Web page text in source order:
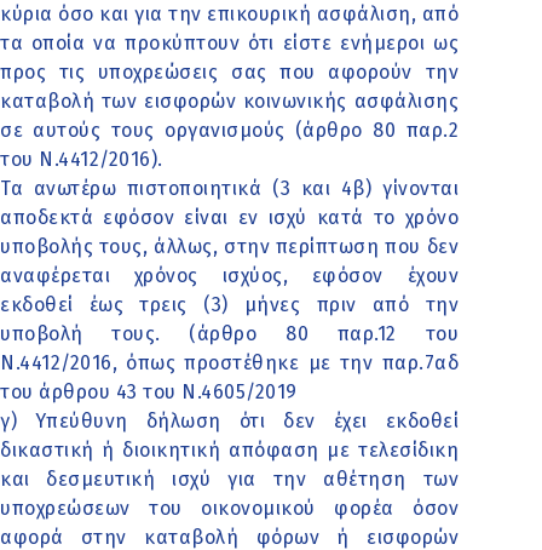
κύρια όσο και για την επικουρική ασφάλιση, από
τα οποία να προκύπτουν ότι είστε ενήμεροι ως
προς τις υποχρεώσεις σας που αφορούν την
καταβολή των εισφορών κοινωνικής ασφάλισης
σε αυτούς τους οργανισμούς (άρθρο 80 παρ.2
του Ν.4412/2016).
Τα ανωτέρω πιστοποιητικά (3 και 4β) γίνονται
αποδεκτά εφόσον είναι εν ισχύ κατά το χρόνο
υποβολής τους, άλλως, στην περίπτωση που δεν
αναφέρεται χρόνος ισχύος, εφόσον έχουν
εκδοθεί έως τρεις (3) μήνες πριν από την
υποβολή τους. (άρθρο 80 παρ.12 του
Ν.4412/2016, όπως προστέθηκε με την παρ.7αδ
του άρθρου 43 του Ν.4605/2019
γ) Υπεύθυνη δήλωση ότι δεν έχει εκδοθεί
δικαστική ή διοικητική απόφαση με τελεσίδικη
και δεσμευτική ισχύ για την αθέτηση των
υποχρεώσεων του οικονομικού φορέα όσον
αφορά στην καταβολή φόρων ή εισφορών